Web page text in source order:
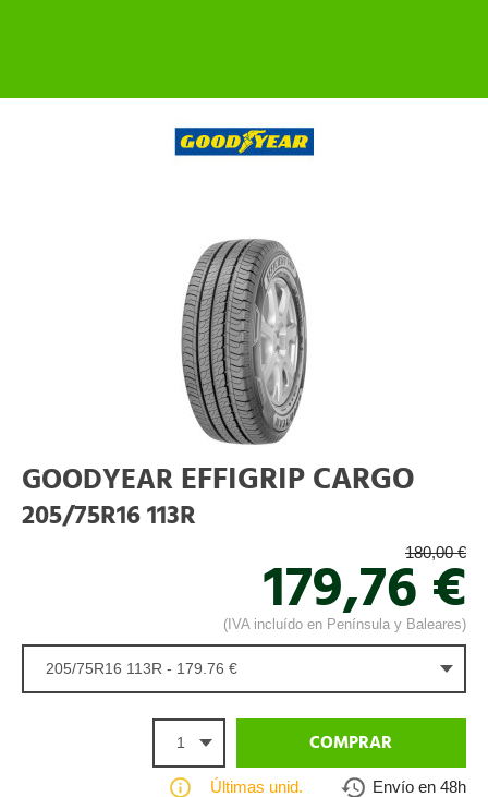
GOODYEAR EFFIGRIP CARGO
205/75R16 113R
180,00 €
179,76 €
(IVA incluído en Península y Baleares)
205/75R16 113R - 179.76 €
1 COMPRAR
Últimas unid. Envío en 48h